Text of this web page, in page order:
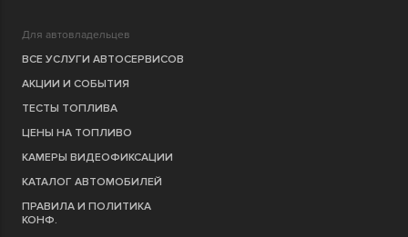
Для автовладельцев
ВСЕ УСЛУГИ АВТОСЕРВИСОВ
АКЦИИ И СОБЫТИЯ
ТЕСТЫ ТОПЛИВА
ЦЕНЫ НА ТОПЛИВО
КАМЕРЫ ВИДЕОФИКСАЦИИ
КАТАЛОГ АВТОМОБИЛЕЙ
ПРАВИЛА И ПОЛИТИКА
КОНФ.